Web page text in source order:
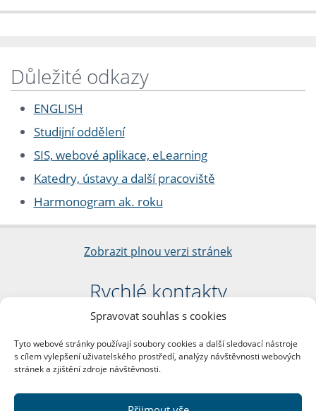
Spravovat souhlas s cookies
Tyto webové stránky používají soubory cookies a další sledovací nástroje
s cílem vylepšení uživatelského prostředí, analýzy návštěvnosti webových
stránek a zjištění zdroje návštěvnosti.
Důležité odkazy
ENGLISH
Studijní oddělení
SIS, webové aplikace, eLearning
Katedry, ústavy a další pracoviště
Harmonogram ak. roku
Zobrazit plnou verzi stránek
Rychlé kontakty
Filozofická fakulta
nám. Jana Palacha 1/2
116 38 Praha 1
DIČ: CZ00216208